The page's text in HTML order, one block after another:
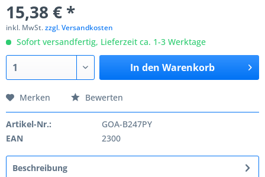
15,38 € *
inkl. MwSt.zzgl. Versandkosten
Sofort versandfertig, Lieferzeit ca. 1-3 Werktage
In den Warenkorb
Merken Bewerten
Artikel-Nr.:
GOA-B247PY
EAN
2300
Beschreibung